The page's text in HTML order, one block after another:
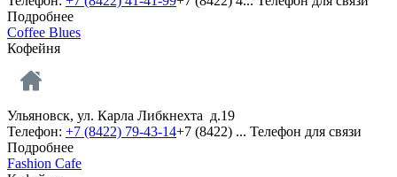
Подробнее
Coffee Blues
Кофейня
Ульяновск, ул. Карла Либкнехта д.19
Телефон: +7 (8422) 79-43-14+7 (8422) ... Телефон для связи
Подробнее
Fashion Cafe